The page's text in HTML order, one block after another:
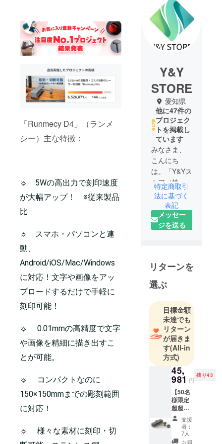
「Runmecy D4」（ランメ
シー）主な特徴：
☼ 5Wの高出力で刻印速度
が大幅アップ！ ※従来製品
比
☼ スマホ・パソコンと連
動、
Android/iOS/Mac/Windows
に対応！文字や画像をアッ
プロードするだけで手軽に
刻印可能！
☼ 0.01mmの高精度で文字
や画像を精細に描き出すこ
とが可能。
☼ コンパクトなのに
150×150mmまでの彫刻範囲
に対応！
☼ 様々な素材に刻印・切
Y&Y
STORE
愛知県
他に47件の
プロジェク
トを掲載し
ています
みなさま、
こんにち
は。「Y&Yス
トア（株式
会社Y&Y）」
と申しま
す。
みなさまに
いう想い
で、私達は
社内のリ
ソースを使
い、2021年
に「最新テ
クノロ
ジー」を
テーマにし
て商品のデ
ザイン・販
売・運営の
事業を立ち
上げまし
た。
私たちは世
特定商取引
法に基づく
表記
メッセー
ジを送る
リターンを
選ぶ
目標金額
未達でも
リターン
が届きま
す(All-in
方式)
45,
981 円
残り43
【50名
様限定
超超早
割
23％OF
F】レー
ザー彫
支援
者：
7人
お届